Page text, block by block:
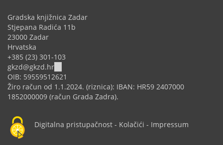
Gradska knjižnica Zadar
Stjepana Radića 11b
23000 Zadar
Hrvatska
+385 (23) 301-103
gkzd@gkzd.hr
sends
e-
mail)
OIB: 59559512621
Žiro račun od 1.1.2024. (riznica): IBAN: HR59 2407000
1852000009 (račun Grada Zadra).
Digitalna pristupačnost - Kolačići - Impressum